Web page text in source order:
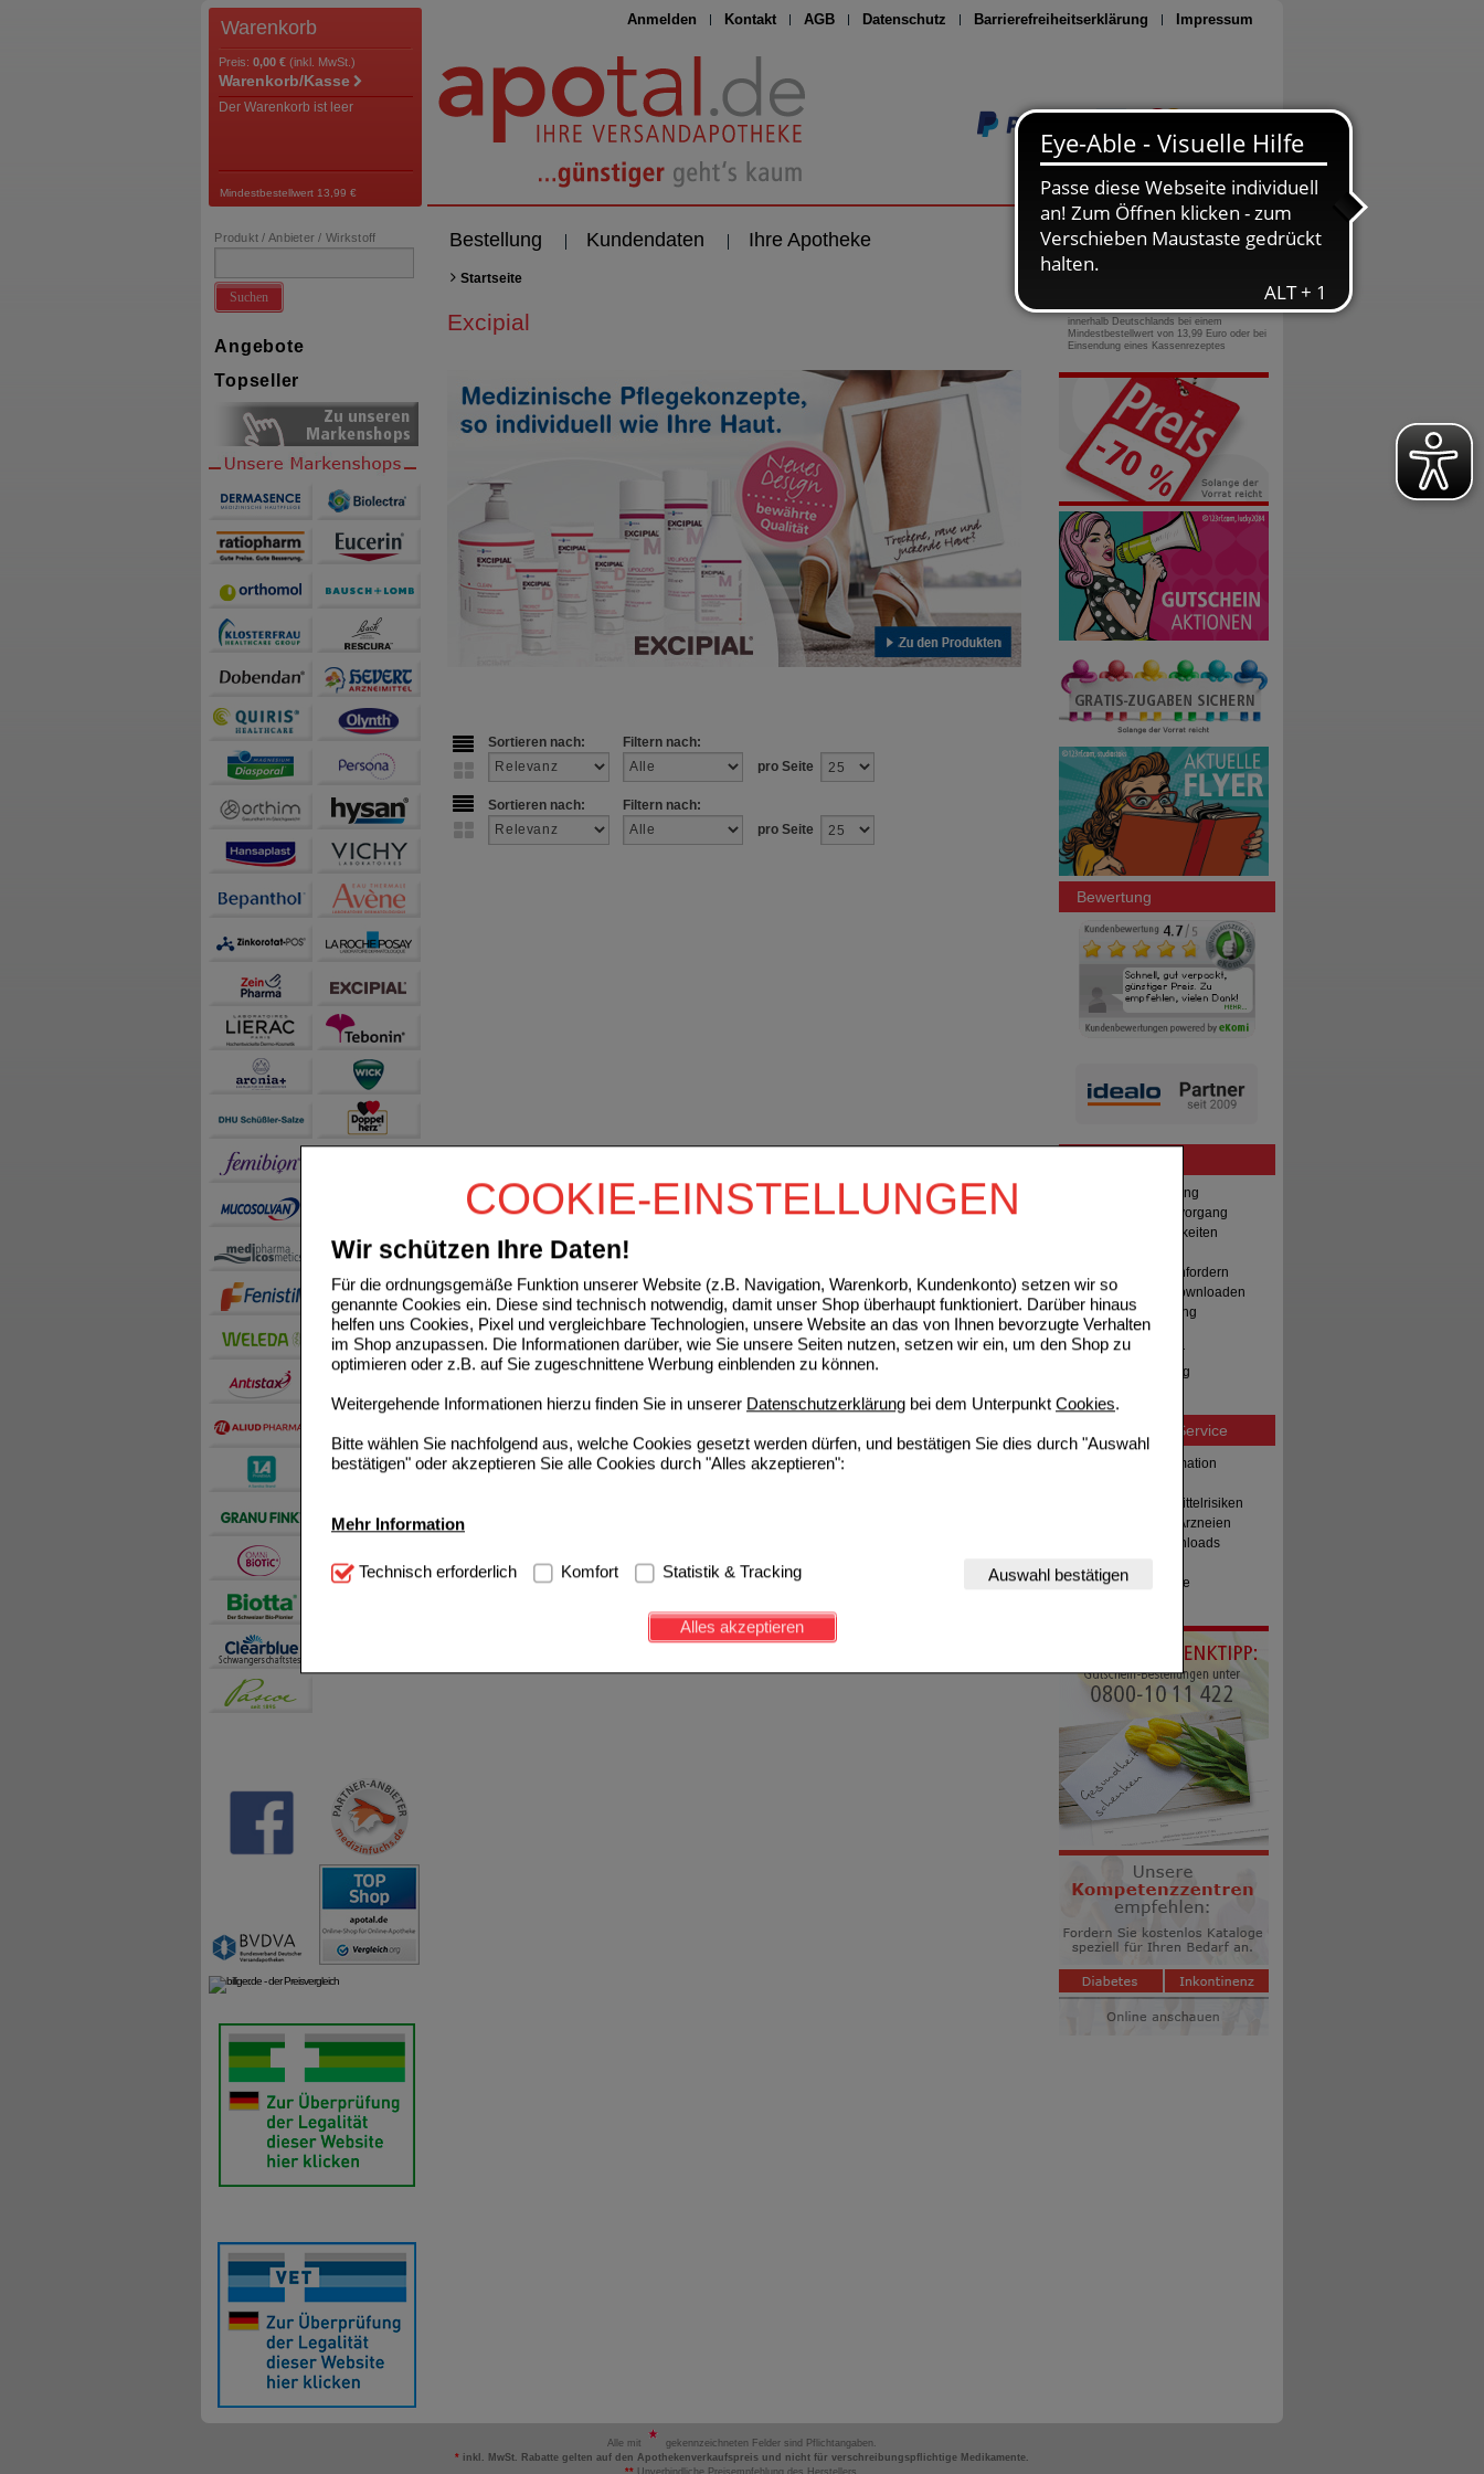
COOKIE-EINSTELLUNGEN
Wir schützen Ihre Daten!
Für die ordnungsgemäße Funktion unserer Website (z.B. Navigation, Warenkorb, Kundenkonto) setzen wir so
genannte Cookies ein. Diese sind technisch notwendig, damit unser Shop überhaupt funktioniert. Darüber hinaus
helfen uns Cookies, Pixel und vergleichbare Technologien, unsere Website an das von Ihnen bevorzugte Verhalten
im Shop anzupassen. Die Informationen darüber, wie Sie unsere Seiten nutzen, setzen wir ein, um den Shop zu
optimieren oder z.B. auf Sie zugeschnittene Werbung einblenden zu können.
Weitergehende Informationen hierzu finden Sie in unserer Datenschutzerklärung bei dem Unterpunkt Cookies.
Bitte wählen Sie nachfolgend aus, welche Cookies gesetzt werden dürfen, und bestätigen Sie dies durch "Auswahl
bestätigen" oder akzeptieren Sie alle Cookies durch "Alles akzeptieren":
Mehr Information
Technisch Notwendig: Hierbei handelt es sich um Cookies, die für die Grundfunktionen unserer Website
notwendig sind (z.B. Navigation, Warenkorb, Kundenkonto), weshalb auf diese nicht verzichtet werden kann.
Diese Cookies werden genutzt um das Einkaufserlebnis noch ansprechender zu gestalten,
beispielsweise für die Wiedererkennung des Besuchers oder unsere Seite an bevorzugte Verhaltensweisen (z.B.
Hierüber lassen sich Informationen über die Art und Weise der Nutzung unserer Website
sammeln, mit deren Hilfe wir unsere Website weiter für Sie optimieren können, den Inhalt auf unserer Website aber
auch die Werbung auf Drittseiten möglichst relevant für Sie zu gestalten. Bitte beachten Sie, dass Daten hierfür
teilweise an Dritte wie z.B. Google oder soziale Medien übertragen werden.
Technisch erforderlich Komfort Statistik & Tracking Auswahl bestätigen
Alles akzeptieren
Anmelden Kontakt AGB Datenschutz Barrierefreiheitserklärung Impressum
Seite drucken
Warenkorb
Preis: 0,00 € (inkl. MwSt.)
Warenkorb/Kasse
Der Warenkorb ist leer
Mindestbestellwert 13,99 €
Bestellung Kundendaten Ihre Apotheke
Produkt / Anbieter / Wirkstoff
Suchen
Angebote
Topseller
Startseite
Excipial
Sortieren nach:
Filtern nach:
pro Seite
Sortieren nach:
Filtern nach:
pro Seite
0800-10 11 422
gebührenfreie Rufnummer
innerhalb Deutschlands bei einem
Mindestbestellwert von 13,99 Euro oder bei
Einsendung eines Kassenrezeptes
Bewertung
Hilfe zur Anmeldung
Hilfe zum Bestellvorgang
Zahlungsmöglichkeiten
Freiumschläge anfordern
Freiumschläge downloaden
Auslandsbestellung
Reklamation
Widerrufsformular
Problembehebung
Beratung und Service
Allgemeine Information
Meldung Arzneimittelrisiken
Zuzahlungsfreie Arzneien
Angebote & Downloads
Neukundenprämie
Alle mit
gekennzeichneten Felder sind Pflichtangaben.
* inkl. MwSt. Rabatte gelten auf den Apothekenverkaufspreis und nicht für verschreibungspflichtige Medikamente.